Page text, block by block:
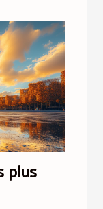
plus